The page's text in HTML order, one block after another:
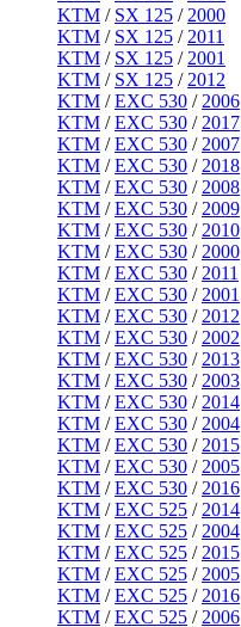
KTM / SX 125 / 2000
KTM / SX 125 / 2011
KTM / SX 125 / 2001
KTM / SX 125 / 2012
KTM /EXC 530 / 2006
KTM /EXC 530 / 2017
KTM /EXC 530 / 2007
KTM /EXC 530 / 2018
KTM /EXC 530 / 2008
KTM /EXC 530 / 2009
KTM /EXC 530 / 2010
KTM /EXC 530 / 2000
KTM /EXC 530 / 2011
KTM /EXC 530 / 2001
KTM /EXC 530 / 2012
KTM /EXC 530 / 2002
KTM /EXC 530 / 2013
KTM /EXC 530 / 2003
KTM /EXC 530 / 2014
KTM /EXC 530 / 2004
KTM /EXC 530 / 2015
KTM /EXC 530 / 2005
KTM /EXC 530 / 2016
KTM /EXC 525 / 2014
KTM /EXC 525 / 2004
KTM /EXC 525 / 2015
KTM /EXC 525 / 2005
KTM /EXC 525 / 2016
KTM /EXC 525 / 2006